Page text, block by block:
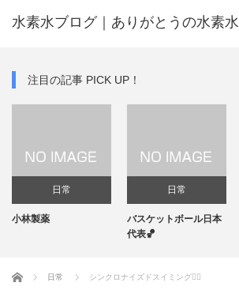
水素水ブログ｜ありがとうの水素水
注目の記事 PICK UP！
日常
小林製薬
日常
バスケットボール日本
代表🏀
ホーム 日常 シンクロナイズドスイミング🏊‍♀️